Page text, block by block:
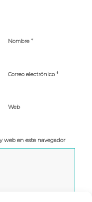
Nombre*
Correo electrónico*
Web
web en este navegador